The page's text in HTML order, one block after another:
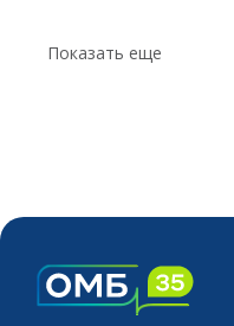
Показать еще